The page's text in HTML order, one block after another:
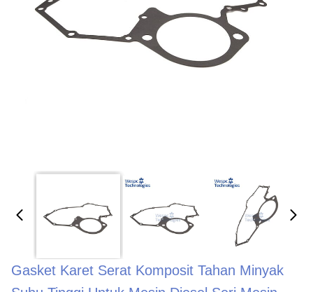
Gasket Karet Serat Komposit Tahan Minyak